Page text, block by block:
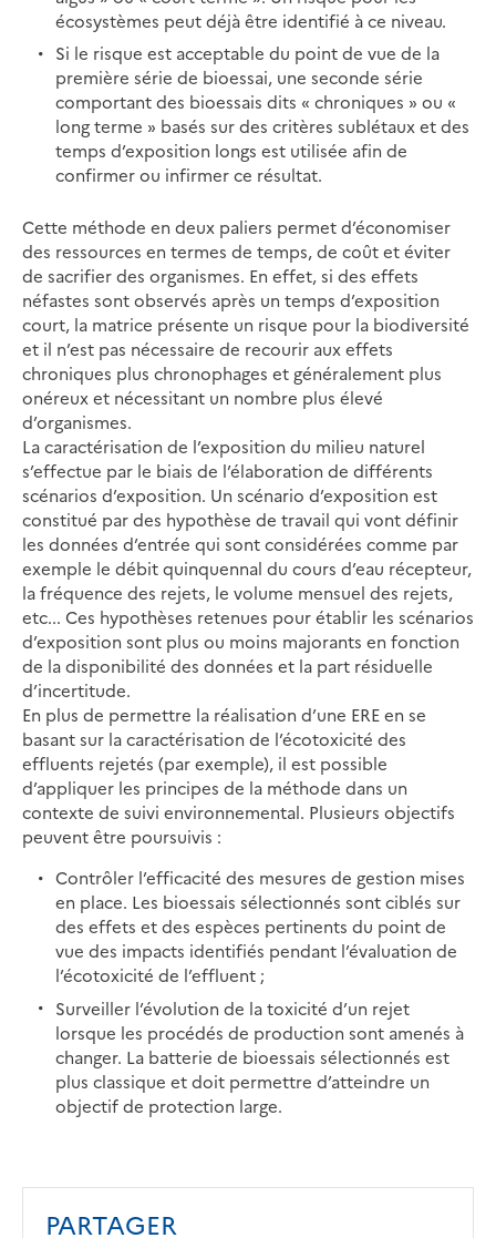
écosystèmes peut déjà être identifié à ce niveau.
Si le risque est acceptable du point de vue de la
première série de bioessai, une seconde série
comportant des bioessais dits « chroniques » ou «
long terme » basés sur des critères sublétaux et des
temps d’exposition longs est utilisée afin de
confirmer ou infirmer ce résultat.
Cette méthode en deux paliers permet d’économiser
des ressources en termes de temps, de coût et éviter
de sacrifier des organismes. En effet, si des effets
néfastes sont observés après un temps d’exposition
court, la matrice présente un risque pour la biodiversité
et il n’est pas nécessaire de recourir aux effets
chroniques plus chronophages et généralement plus
onéreux et nécessitant un nombre plus élevé
d’organismes.
La caractérisation de l’exposition du milieu naturel
s’effectue par le biais de l’élaboration de différents
scénarios d’exposition. Un scénario d’exposition est
constitué par des hypothèse de travail qui vont définir
les données d’entrée qui sont considérées comme par
exemple le débit quinquennal du cours d’eau récepteur,
la fréquence des rejets, le volume mensuel des rejets,
etc... Ces hypothèses retenues pour établir les scénarios
d’exposition sont plus ou moins majorants en fonction
de la disponibilité des données et la part résiduelle
d’incertitude.
En plus de permettre la réalisation d’une ERE en se
basant sur la caractérisation de l’écotoxicité des
effluents rejetés (par exemple), il est possible
d’appliquer les principes de la méthode dans un
contexte de suivi environnemental. Plusieurs objectifs
peuvent être poursuivis :
Contrôler l’efficacité des mesures de gestion mises
en place. Les bioessais sélectionnés sont ciblés sur
des effets et des espèces pertinents du point de
vue des impacts identifiés pendant l’évaluation de
l’écotoxicité de l’effluent ;
Surveiller l’évolution de la toxicité d’un rejet
lorsque les procédés de production sont amenés à
changer. La batterie de bioessais sélectionnés est
plus classique et doit permettre d’atteindre un
objectif de protection large.
PARTAGER